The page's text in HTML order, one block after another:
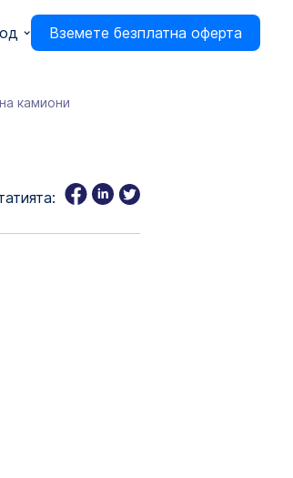
Вземете безплатна оферта
камиони